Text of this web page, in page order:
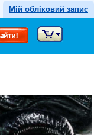
Мій обліковий запис